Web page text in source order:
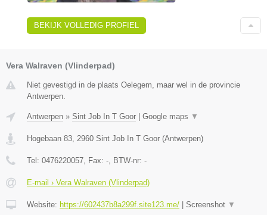
BEKIJK VOLLEDIG PROFIEL
Vera Walraven (Vlinderpad)
Niet gevestigd in de plaats Oelegem, maar wel in de provincie
Antwerpen.
Antwerpen » Sint Job In T Goor | Google maps ▼
Hogebaan 83 2960 Sint Job In T Goor (Antwerpen)
Tel: 0476220057 , Fax: - , BTW-nr: -
E-mail › Vera Walraven (Vlinderpad)
Website: https://602437b8a299f.site123.me/ | Screenshot ▼